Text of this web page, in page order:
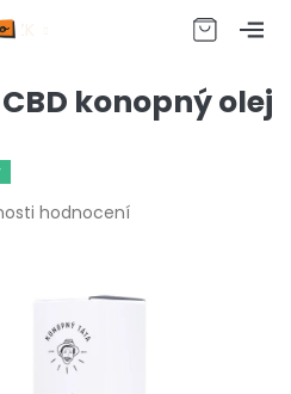
CZK
konopný olej
hodnocení